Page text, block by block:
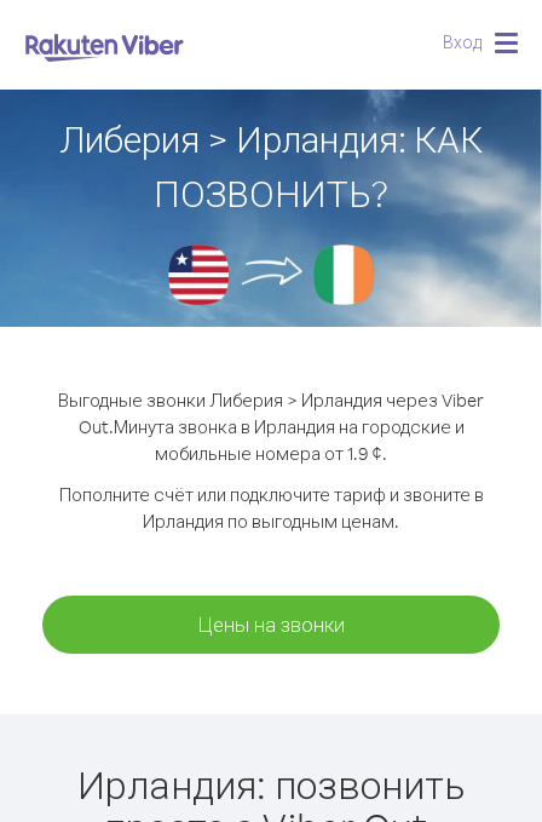
Вход
Либерия > Ирландия: КАК
ПОЗВОНИТЬ?
Выгодные звонки Либерия > Ирландия через Viber
Out.Минута звонка в Ирландия на городские и
мобильные номера от 1.9 ¢.
Пополните счёт или подключите тариф и звоните в
Ирландия по выгодным ценам.
Цены на звонки
Ирландия: позвонить